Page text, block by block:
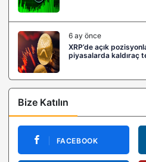
6 ay önce
XRP’de açık
piyasalarda kaldıraç
Bize Katılın
FACEBOOK